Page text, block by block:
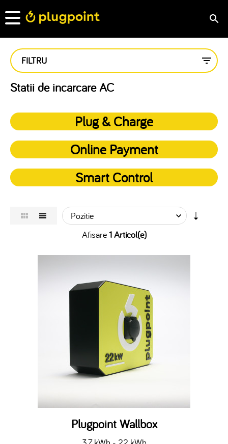
FILTRU
Statii de incarcare AC
Plug & Charge
Online Payment
Smart Control
Afisare1 Articol(e)
Plugpoint Wallbox